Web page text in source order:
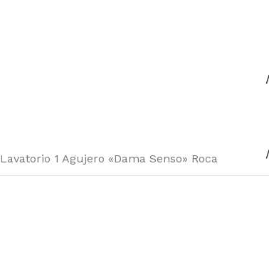
/
/
Lavatorio 1 Agujero «Dama Senso» Roca